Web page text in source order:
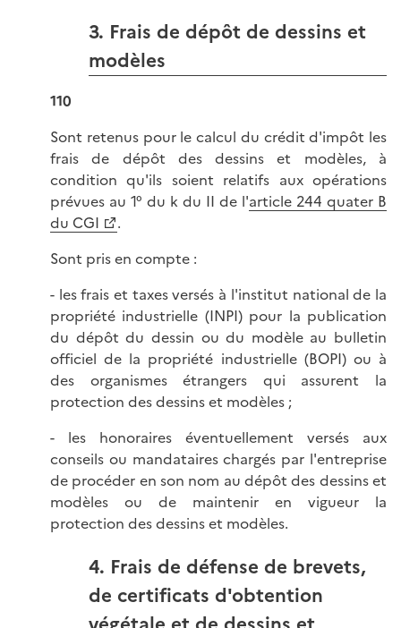
3. Frais de dépôt de dessins et
modèles
110
Sont retenus pour le calcul du crédit d'impôt les
frais de dépôt des dessins et modèles, à
condition qu'ils soient relatifs aux opérations
prévues au 1° du k du II de l'article 244 quater B
du CGI
.
Sont pris en compte :
- les frais et taxes versés à l'institut national de la
propriété industrielle (INPI) pour la publication
du dépôt du dessin ou du modèle au bulletin
officiel de la propriété industrielle (BOPI) ou à
des organismes étrangers qui assurent la
protection des dessins et modèles ;
- les honoraires éventuellement versés aux
conseils ou mandataires chargés par l'entreprise
de procéder en son nom au dépôt des dessins et
modèles ou de maintenir en vigueur la
protection des dessins et modèles.
4. Frais de défense de brevets,
de certificats d'obtention